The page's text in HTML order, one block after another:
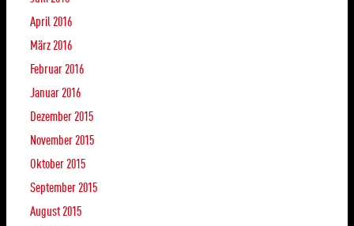
April 2016
März 2016
Februar 2016
Januar 2016
Dezember 2015
November 2015
Oktober 2015
September 2015
August 2015